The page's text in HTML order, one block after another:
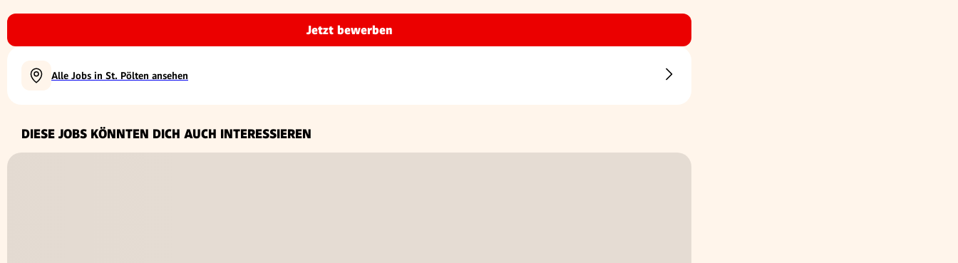
Jetzt bewerben
Alle Jobs in St. Pölten ansehen
DIESE JOBS KÖNNTEN DICH AUCH INTERESSIEREN